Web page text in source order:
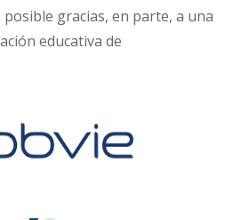
gracias, en parte, a una
educativa de